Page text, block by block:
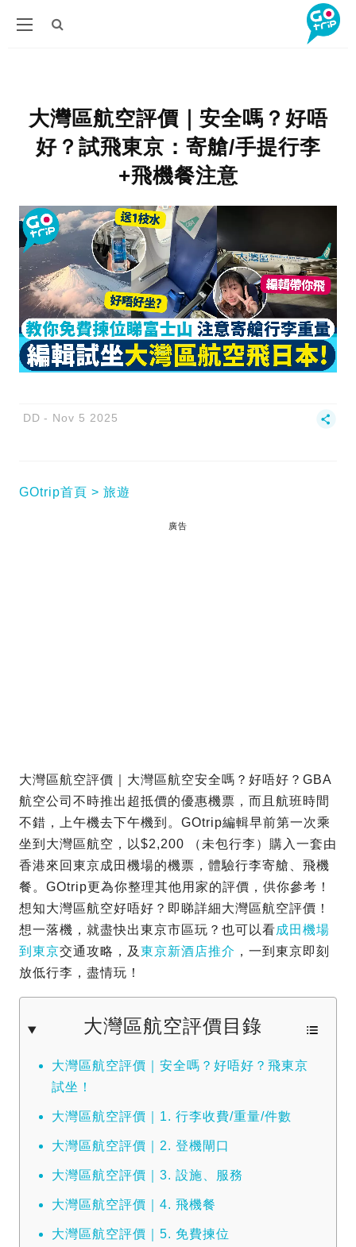
大灣區航空評價｜安全嗎？好唔
好？試飛東京：寄艙/手提行李
+飛機餐注意
DD Nov 5 2025
GOtrip首頁 旅遊
廣告
大灣區航空評價｜大灣區航空安全嗎？好唔好？GBA
航空公司不時推出超抵價的優惠機票，而且航班時間
不錯，上午機去下午機到。GOtrip編輯早前第一次乘
坐到大灣區航空，以$2,200 （未包行李）購入一套由
香港來回東京成田機場的機票，體驗行李寄艙、飛機
餐。GOtrip更為你整理其他用家的評價，供你參考！
想知大灣區航空好唔好？即睇詳細大灣區航空評價！
想一落機，就盡快出東京市區玩？也可以看成田機場
到東京交通攻略，及 東京新酒店推介 ，一到東京即刻
放低行李，盡情玩！
大灣區航空評價目錄
大灣區航空評價｜安全嗎？好唔好？飛東京
試坐！
大灣區航空評價｜1. 行李收費/重量/件數
大灣區航空評價｜2. 登機閘口
大灣區航空評價｜3. 設施、服務
大灣區航空評價｜4. 飛機餐
大灣區航空評價｜5. 免費揀位